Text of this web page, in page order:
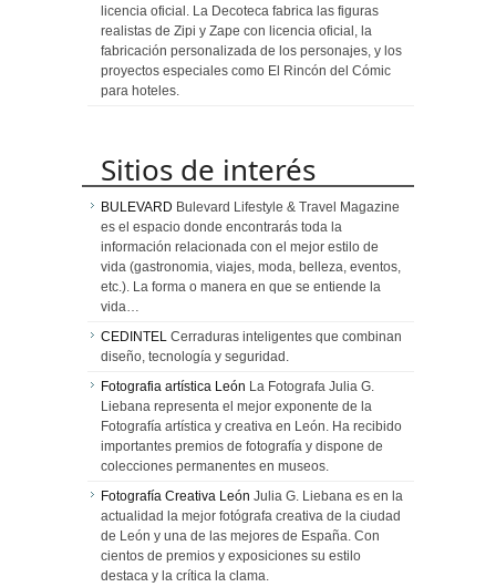
licencia oficial. La Decoteca fabrica las figuras
realistas de Zipi y Zape con licencia oficial, la
fabricación personalizada de los personajes, y los
proyectos especiales como El Rincón del Cómic
para hoteles.
Sitios de interés
BULEVARD Bulevard Lifestyle & Travel Magazine
es el espacio donde encontrarás toda la
información relacionada con el mejor estilo de
vida (gastronomia, viajes, moda, belleza, eventos,
etc.). La forma o manera en que se entiende la
vida…
CEDINTEL Cerraduras inteligentes que combinan
diseño, tecnología y seguridad.
Fotografia artística León La Fotografa Julia G.
Liebana representa el mejor exponente de la
Fotografía artística y creativa en León. Ha recibido
importantes premios de fotografía y dispone de
colecciones permanentes en museos.
Fotografía Creativa León Julia G. Liebana es en la
actualidad la mejor fotógrafa creativa de la ciudad
de León y una de las mejores de España. Con
cientos de premios y exposiciones su estilo
destaca y la crítica la clama.